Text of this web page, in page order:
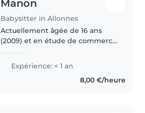
Manon
Babysitter in Allonnes
Actuellement âgée de 16 ans
(2009) et en étude de commerce
mon temps libre à apporter mes
services aux famille dans le
besoin. Je suis tata d'une petite..
Expérience: < 1 an
8,00 €/heure